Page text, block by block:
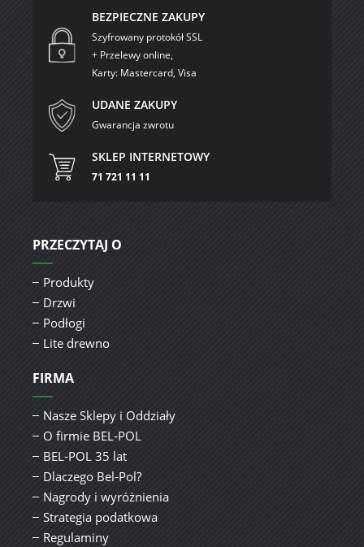
BEZPIECZNE ZAKUPY
Szyfrowany protokół SSL
+ Przelewy online,
Karty: Mastercard, Visa
UDANE ZAKUPY
Gwarancja zwrotu
SKLEP INTERNETOWY
71 721 11 11
PRZECZYTAJ O
Produkty
Drzwi
Podłogi
Lite drewno
FIRMA
Nasze Sklepy i Oddziały
O firmie BEL-POL
BEL-POL 35 lat
Dlaczego Bel-Pol?
Nagrody i wyróżnienia
Strategia podatkowa
Regulaminy